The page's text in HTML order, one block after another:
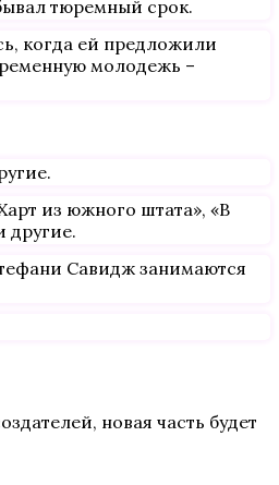
тюремный срок.
когда ей предложили
молодежь –
из южного штата», «В
другие.
Савидж занимаются
новая часть будет